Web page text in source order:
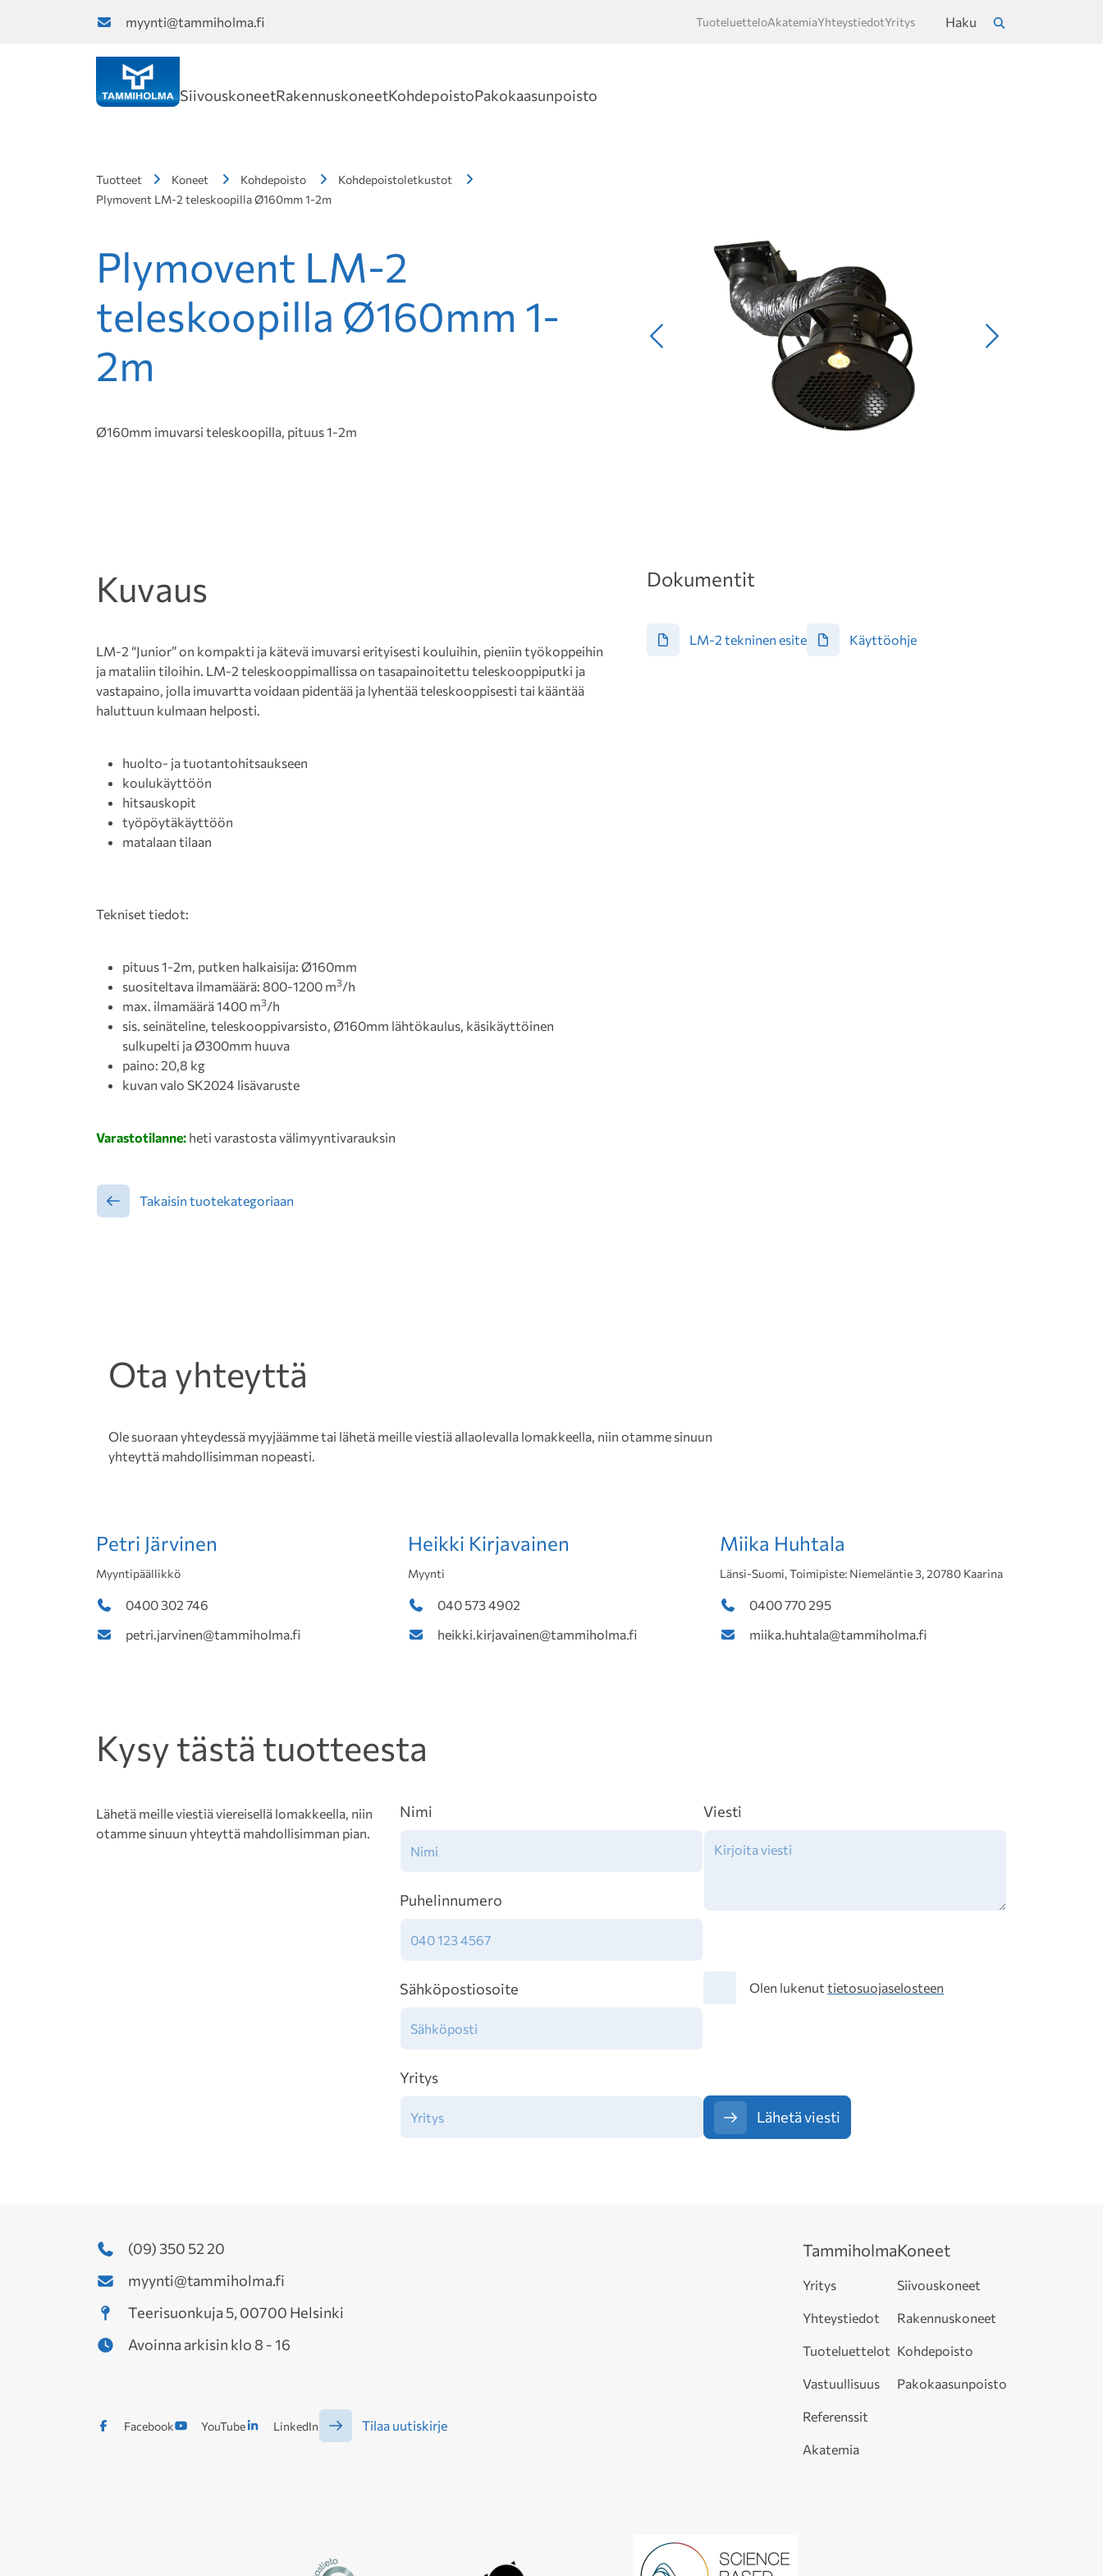
myynti@tammiholma.fi TuoteluetteloAkatemiaYhteystiedotYritys
Haku
SiivouskoneetRakennuskoneetKohdepoistoPakokaasunpoisto
Tuotteet Koneet Kohdepoisto
Kohdepoistoletkustot
Plymovent LM-2 teleskoopilla Ø160mm 1-2m
Plymovent LM-2
teleskoopilla Ø160mm 1-
2m
Ø160mm imuvarsi teleskoopilla, pituus 1-2m
Edellinen Seuraava
Kuvaus
LM-2 “Junior” on kompakti ja kätevä imuvarsi erityisesti kouluihin, pieniin työkoppeihin
ja mataliin tiloihin. LM-2 teleskooppimallissa on tasapainoitettu teleskooppiputki ja
vastapaino, jolla imuvartta voidaan pidentää ja lyhentää teleskooppisesti tai kääntää
haluttuun kulmaan helposti.
huolto- ja tuotantohitsaukseen
koulukäyttöön
hitsauskopit
työpöytäkäyttöön
matalaan tilaan
Tekniset tiedot:
pituus 1-2m, putken halkaisija: Ø160mm
suositeltava ilmamäärä: 800-1200 m3/h
max. ilmamäärä 1400 m3/h
sis. seinäteline, teleskooppivarsisto, Ø160mm lähtökaulus, käsikäyttöinen
sulkupelti ja Ø300mm huuva
paino: 20,8 kg
kuvan valo SK2024 lisävaruste
Varastotilanne: heti varastosta välimyyntivarauksin
Dokumentit
LM-2 tekninen esite Käyttöohje
Takaisin tuotekategoriaan
Ota yhteyttä
Ole suoraan yhteydessä myyjäämme tai lähetä meille viestiä allaolevalla lomakkeella, niin otamme sinuun
yhteyttä mahdollisimman nopeasti.
Petri Järvinen
Myyntipäällikkö
0400 302 746
petri.jarvinen@tammiholma.fi
Heikki Kirjavainen
Myynti
040 573 4902
heikki.kirjavainen@tammiholma.fi
Miika Huhtala
Länsi-Suomi, Toimipiste: Niemeläntie 3, 20780 Kaarina
0400 770 295
miika.huhtala@tammiholma.fi
Kysy tästä tuotteesta
Lähetä meille viestiä viereisellä lomakkeella, niin
otamme sinuun yhteyttä mahdollisimman pian.
Nimi
Puhelinnumero
Sähköpostiosoite
Yritys
Viesti
TietosuojaOlen lukenut tietosuojaselosteen
Lähetä viesti
(09) 350 52 20
myynti@tammiholma.fi
Teerisuonkuja 5, 00700 Helsinki
Avoinna arkisin klo 8 - 16
Facebook YouTube LinkedIn Tilaa uutiskirje
Tammiholma
Yritys
Yhteystiedot
Tuoteluettelot
Vastuullisuus
Referenssit
Akatemia
Koneet
Siivouskoneet
Rakennuskoneet
Kohdepoisto
Pakokaasunpoisto